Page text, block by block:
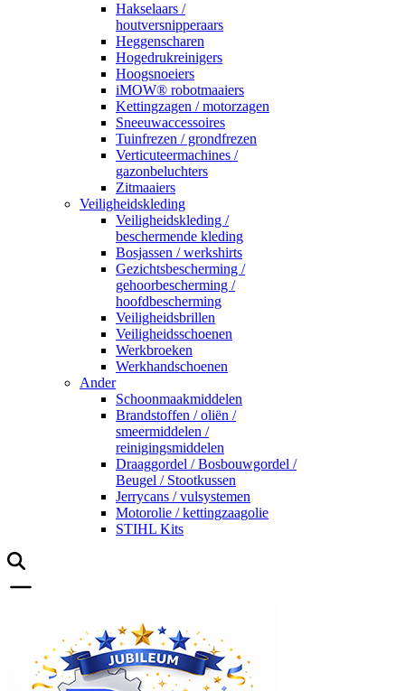
Hakselaars /
houtversnipperaars
Heggenscharen
Hogedrukreinigers
Hoogsnoeiers
iMOW® robotmaaiers
Kettingzagen / motorzagen
Sneeuwaccessoires
Tuinfrezen / grondfrezen
Verticuteermachines /
gazonbeluchters
Zitmaaiers
Veiligheidskleding
Veiligheidskleding /
beschermende kleding
Bosjassen / werkshirts
Gezichtsbescherming /
gehoorbescherming /
hoofdbescherming
Veiligheidsbrillen
Veiligheidsschoenen
Werkbroeken
Werkhandschoenen
Ander
Schoonmaakmiddelen
Brandstoffen / oliën /
smeermiddelen /
reinigingsmiddelen
Draaggordel / Bosbouwgordel /
Beugel / Stootkussen
Jerrycans / vulsystemen
Motorolie / kettingzaagolie
STIHL Kits